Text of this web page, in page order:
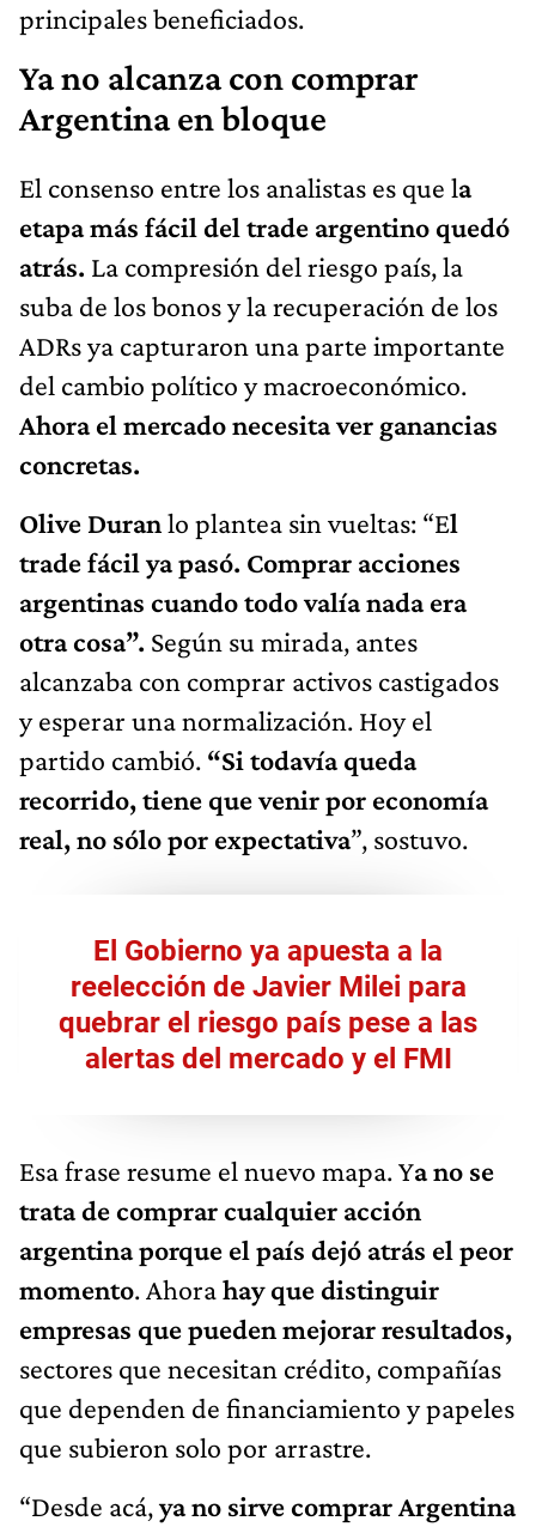
principales beneficiados.
Ya no alcanza con comprar
Argentina en bloque
El consenso entre los analistas es que la
etapa más fácil del trade argentino quedó
atrás. La compresión del riesgo país, la
suba de los bonos y la recuperación de los
ADRs ya capturaron una parte importante
del cambio político y macroeconómico.
Ahora el mercado necesita ver ganancias
concretas.
Olive Duranlo plantea sin vueltas: “El
trade fácil ya pasó. Comprar acciones
argentinas cuando todo valía nada era
otra cosa”. Según su mirada, antes
alcanzaba con comprar activos castigados
y esperar una normalización. Hoy el
partido cambió. “Si todavía queda
recorrido, tiene que venir por economía
real, no sólo por expectativa”, sostuvo.
El Gobierno ya apuesta a la
reelección de Javier Milei para
quebrar el riesgo país pese a las
alertas del mercado y el FMI
Esa frase resume el nuevo mapa. Ya no se
trata de comprar cualquier acción
argentina porque el país dejó atrás el peor
momento. Ahorahay que distinguir
empresas que pueden mejorar resultados,
sectores que necesitan crédito, compañías
que dependen de financiamiento y papeles
que subieron solo por arrastre.
“Desde acá,ya no sirve comprar Argentina